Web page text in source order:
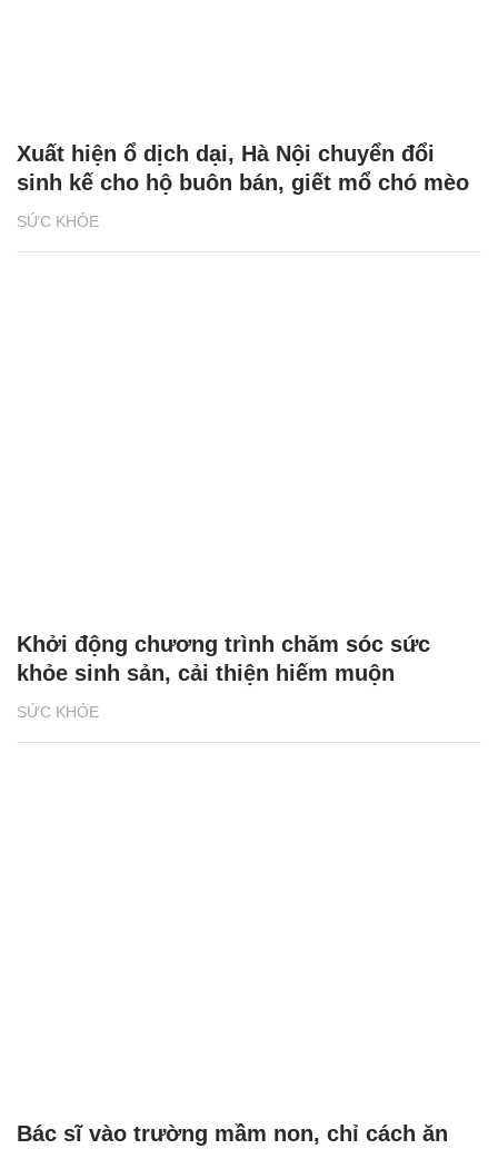
SỨC KHỎE
Xuất hiện ổ dịch dại, Hà Nội chuyển đổi
sinh kế cho hộ buôn bán, giết mổ chó mèo
SỨC KHỎE
Khởi động chương trình chăm sóc sức
khỏe sinh sản, cải thiện hiếm muộn
Bác sĩ vào trường mầm non, chỉ cách ăn